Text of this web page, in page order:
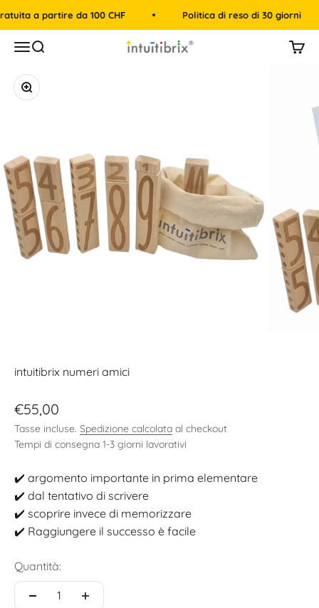
Vai al contenuto
a partire da 100 CHF Politica di reso di 30 giorni
MenùCerca intuitibrix.ch | Spielend Mathe lernen
Ingrandisci immagine
intuitibrix numeri amici
Prezzo scontato
€55,00
Tasse incluse. Spedizione calcolata al checkout
Tempi di consegna 1-3 giorni lavorativi
✔️ argomento importante in prima elementare
✔️ dal tentativo di scrivere
✔️ scoprire invece di memorizzare
✔️ Raggiungere il successo è facile
Quantità: